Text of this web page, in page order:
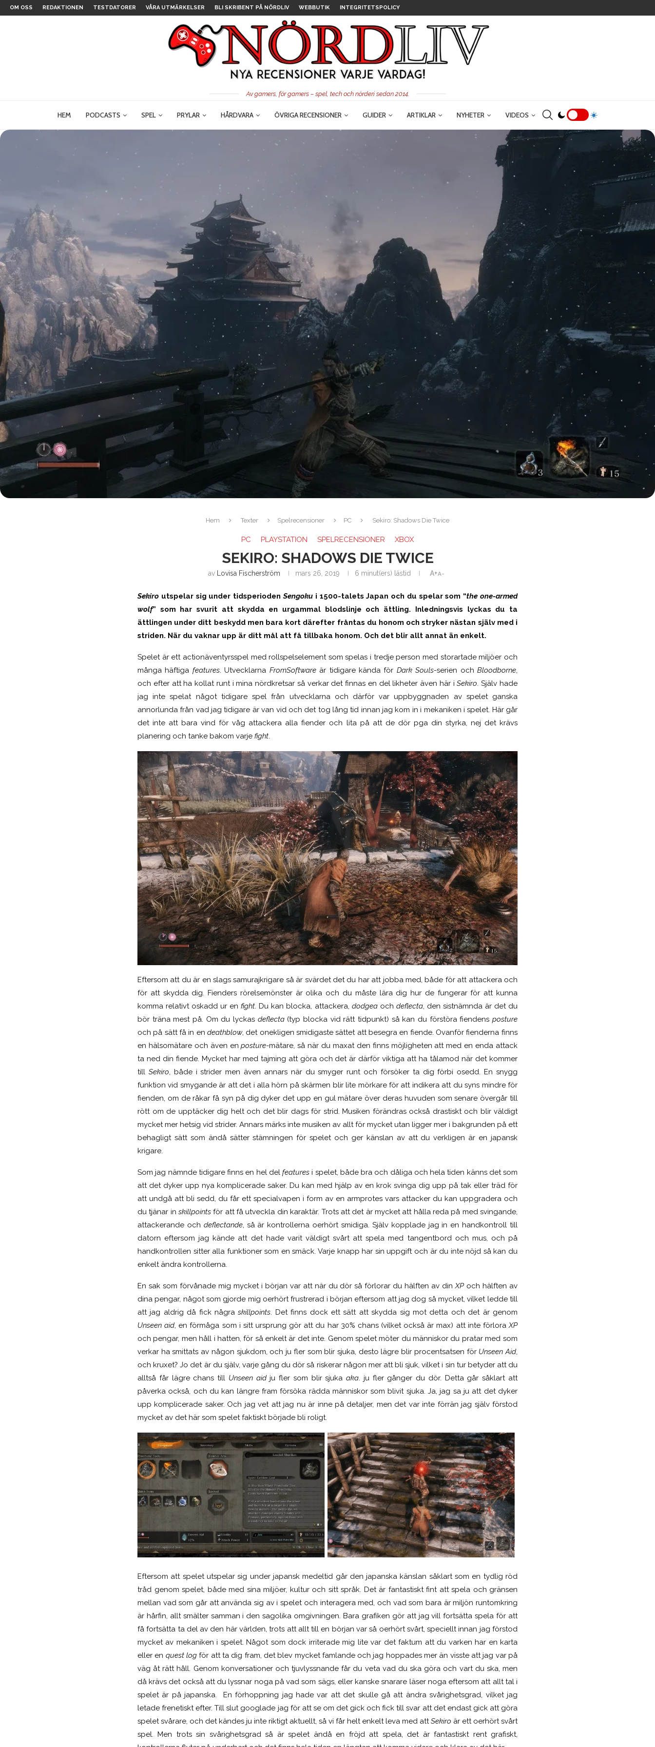
OM OSS REDAKTIONEN TESTDATORER VÅRA UTMÄRKELSER BLI SKRIBENT PÅ NÖRDLIV WEBBUTIK INTEGRITETSPOLICY
Av gamers, för gamers – spel, tech och nörderi sedan 2014.
HEM PODCASTS SPEL PRYLAR HÅRDVARA ÖVRIGA RECENSIONER GUIDER ARTIKLAR NYHETER VIDEOS
Hem Texter Spelrecensioner PC Sekiro: Shadows Die Twice
PC PLAYSTATION SPELRECENSIONER XBOX
SEKIRO: SHADOWS DIE TWICE
av Lovisa Fischerström mars 26, 2019 6 minut(ers) lästid A+A-
Sekiro utspelar sig under tidsperiodenSengokui 1500-talets Japan och du spelar som “the one-armed
wolf” som har svurit att skydda en urgammal blodslinje och ättling. Inledningsvis lyckas du ta
ättlingen under ditt beskydd men bara kort därefter fråntas du honom och stryker nästan själv med i
striden. När du vaknar upp är ditt mål att få tillbaka honom. Och det blir allt annat än enkelt.
Spelet är ett actionäventyrsspel med rollspelselement som spelas i tredje person med storartade miljöer och
många häftiga features. Utvecklarna FromSoftwareär tidigare kända för Dark Souls-serien ochBloodborne,
och efter att ha kollat runt i mina nördkretsar så verkar det finnas en del likheter även här iSekiro. Själv hade
jag inte spelat något tidigare spel från utvecklarna och därför var uppbyggnaden av spelet ganska
annorlunda från vad jag tidigare är van vid och det tog lång tid innan jag kom in i mekaniken i spelet. Här går
det inte att bara vind för våg attackera alla fiender och lita på att de dör pga din styrka, nej det krävs
planering och tanke bakom varje fight.
Eftersom att du är en slags samurajkrigare så är svärdet det du har att jobba med, både för att attackera och
för att skydda dig. Fienders rörelsemönster är olika och du måste lära dig hur de fungerar för att kunna
komma relativt oskadd ur enfight. Du kan blocka, attackera, dodgea och deflecta, den sistnämnda är det du
bör träna mest på. Om du lyckas deflecta (typ blocka vid rätt tidpunkt) så kan du förstöra fiendensposture
och på sätt få in en deathblow, det onekligen smidigaste sättet att besegra en fiende. Ovanför fienderna finns
en hälsomätare och även enposture-mätare, så när du maxat den finns möjligheten att med en enda attack
ta ned din fiende. Mycket har med tajming att göra och det är därför viktiga att ha tålamod när det kommer
till Sekiro, både istridermen även annars när du smyger runt och försöker ta dig förbi osedd. En snygg
funktion vid smygande är att det i alla hörn på skärmen blir lite mörkare för att indikera att du syns mindre för
fienden, om de råkar få syn på dig dyker det upp en gul mätare över deras huvuden som senare övergår till
rött om de upptäcker dig helt och det blir dags för strid. Musiken förändras också drastiskt och blir väldigt
mycket mer hetsig vid strider. Annars märks inte musiken av allt för mycket utan ligger mer i bakgrunden på ett
behagligt sätt som ändå sätter stämningen för spelet och ger känslan av att du verkligen är en japansk
krigare.
Som jag nämnde tidigare finns en hel del featuresi spelet, både bra och dåliga och hela tiden känns det som
att det dyker upp nya komplicerade saker. Du kan med hjälp av en krok svinga dig upp på tak eller träd för
att undgå att bli sedd, du får ett specialvapen i form av en armprotes vars attacker du kan uppgradera och
du tjänar inskillpointsför att få utveckla din karaktär. Trots att det är mycket att hålla reda på med svingande,
attackerande och deflectande, så är kontrollerna oerhört smidiga. Själv kopplade jag in en handkontroll till
datorn eftersom jag kände att det hade varit väldigt svårt att spela med tangentbord och mus, och på
handkontrollen sitter alla funktioner som en smäck. Varje knapp har sin uppgift och är du inte nöjd så kan du
enkelt ändra kontrollerna.
En sak som förvånade mig mycket i början var att när du dör så förlorar du hälften av dinXP och hälften av
dina pengar, något som gjorde mig oerhört frustrerad i början eftersom att jag dog så mycket, vilket ledde till
att jag aldrig då fick någraskillpoints. Det finns dock ett sätt att skydda sig mot detta och det är genom
Unseen aid, en förmåga som i sitt ursprung gör att du har 30% chans (vilket också är max) att inte förloraXP
och pengar, men håll i hatten, för så enkelt är det inte. Genom spelet möter du människor du pratar med som
verkar ha smittats av någon sjukdom, och ju fler som blir sjuka, desto lägre blir procentsatsen för Unseen Aid,
och kruxet? Jo det är du själv, varje gång du dör så riskerar någon mer att bli sjuk, vilket i sin tur betyder att du
alltså får lägre chans till Unseen aidju fler som blir sjukaaka. ju fler gånger du dör. Detta går såklart att
påverka också, och du kan längre fram försöka rädda människor som blivit sjuka. Ja, jag sa ju att det dyker
upp komplicerade saker. Och jag vet att jag nu är inne på detaljer, men det var inte förrän jag själv förstod
mycket av det här som spelet faktiskt började bli roligt.
Eftersom att spelet utspelar sig under japansk medeltid går den japanska känslan såklart som en tydlig röd
tråd genom spelet, både med sina miljöer, kultur och sitt språk. Det är fantastiskt fint att spela och gränsen
mellan vad som går att använda sig av i spelet och interagera med, och vad som bara är miljön runtomkring
är hårfin, allt smälter samman i den sagolika omgivningen. Bara grafiken gör att jag vill fortsätta spela för att
få fortsätta ta del av den här världen, trots att allt till en början var så oerhört svårt, speciellt innan jag förstod
mycket av mekaniken i spelet. Något som dock irriterade mig lite var det faktum att du varken har en karta
eller en quest logför att ta dig fram, det blev mycket famlande och jag hoppades mer än visste att jag var på
väg åt rätt håll. Genom konversationer och tjuvlyssnande får du veta vad du ska göra och vart du ska, men
då krävs det också att du lyssnar noga på vad som sägs, eller kanske snarare läser noga eftersom att allt tal i
spelet är på japanska. En förhoppning jag hade var att det skulle gå att ändra svårighetsgrad, vilket jag
letade frenetiskt efter. Till slut googlade jag för att se om det gick och fick till svar att det endast gick att göra
spelet svårare, och det kändes ju inte riktigt aktuellt, så vi får helt enkelt leva med attSekiro är ett oerhört svårt
spel. Men trots sin svårighetsgrad så är spelet ändå en fröjd att spela, det är fantastiskt rent grafiskt,